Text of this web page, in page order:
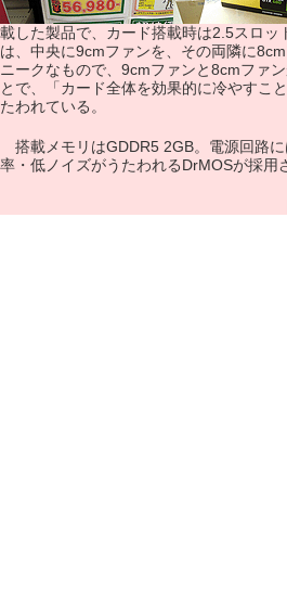
載した製品で、カード搭載時は2.5スロッ
は、中央に9cmファンを、その両隣に
ニークなもので、9cmファンと8cmファ
とで、「カード全体を効果的に冷やすこ
たわれている。
搭載メモリはGDDR5 2GB。電源回路
率・低ノイズがうたわれるDrMOSが採用